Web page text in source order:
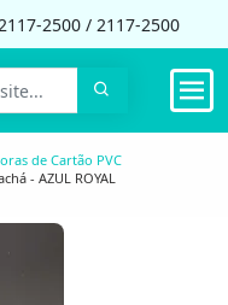
2117-2500 / 2117-2500
de Cartão PVC
- AZUL ROYAL